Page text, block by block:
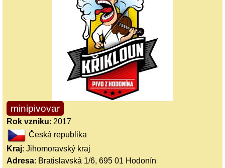
minipivovar
Rok vzniku: 2017
Česká republika
Kraj: Jihomoravský kraj
Adresa: Bratislavská 1/6, 695 01 Hodonín